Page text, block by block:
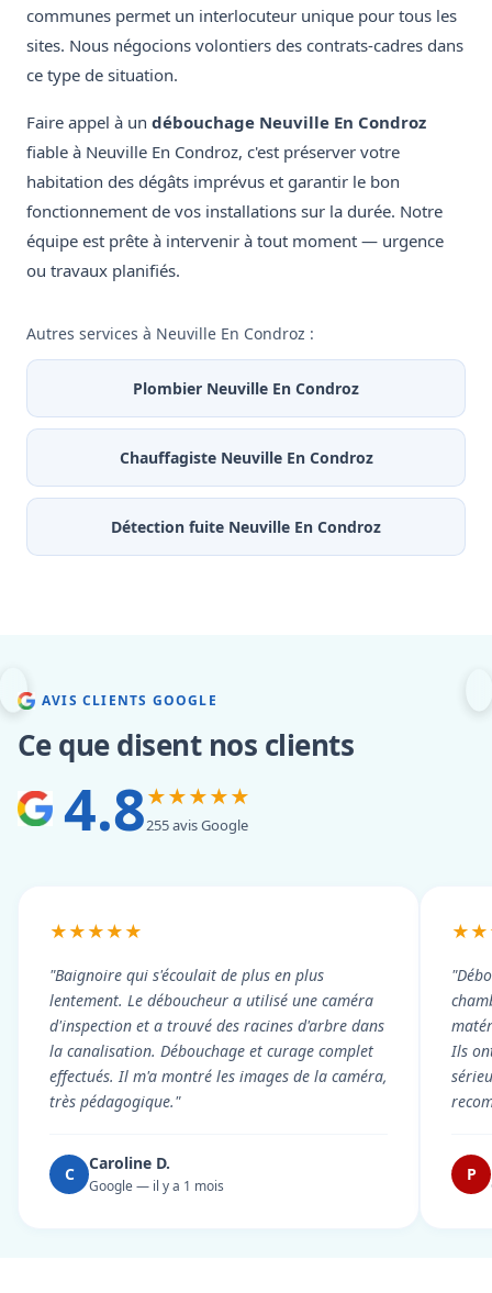
communes permet un interlocuteur unique pour tous les
sites. Nous négocions volontiers des contrats-cadres dans
ce type de situation.
Faire appel à un débouchage Neuville En Condroz
fiable à Neuville En Condroz, c'est préserver votre
habitation des dégâts imprévus et garantir le bon
fonctionnement de vos installations sur la durée. Notre
équipe est prête à intervenir à tout moment — urgence
ou travaux planifiés.
Autres services à Neuville En Condroz :
Plombier Neuville En Condroz
Chauffagiste Neuville En Condroz
Détection fuite Neuville En Condroz
AVIS CLIENTS GOOGLE
Ce que disent nos clients
4.8★★★★★
255 avis Google
★★★★★
"Baignoire qui s'écoulait de plus en plus
lentement. Le déboucheur a utilisé une caméra
d'inspection et a trouvé des racines d'arbre dans
la canalisation. Débouchage et curage complet
effectués. Il m'a montré les images de la caméra,
très pédagogique."
C
Caroline D.
Google — il y a 1 mois
Ils
P